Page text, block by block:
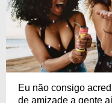
Eu não consigo
de amizade a gente